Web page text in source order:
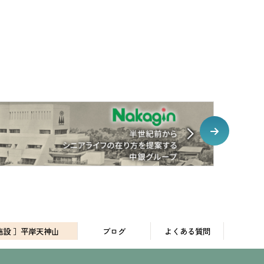
設 ］平岸天神山 ブログ よくある質問